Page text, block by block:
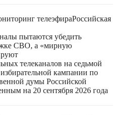
телеэфираРоссийская
пытаются убедить
СВО, а «мирную
телеканалов на седьмой
кампании по
думы Российской
на 20 сентября 2026 года